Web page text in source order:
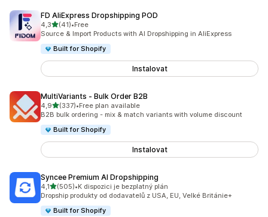
FD AliExpress Dropshipping POD
4,3z 5 hvězd
(41)
Celkový počet recenzí: 41
•Free
Source & Import Products with AI Dropshipping in AliExpress
Built for Shopify
Instalovat
MultiVariants ‑ Bulk Order B2B
4,9z 5 hvězd
(337)
Celkový počet recenzí: 337
•Free plan available
B2B bulk ordering - mix & match variants with volume discount
Built for Shopify
Instalovat
Syncee Premium AI Dropshipping
4,1z 5 hvězd
(505)
Celkový počet recenzí: 505
•K dispozici je bezplatný plán
Dropship produkty od dodavatelů z USA, EU, Velké Británie+
Built for Shopify